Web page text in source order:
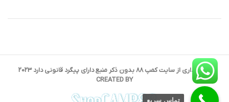
کپی برداری از سایت کمپ 88 بدون ذکر منبع دارای پیگرد قانونی دارد 2023
CREATED BY
تماس سریع